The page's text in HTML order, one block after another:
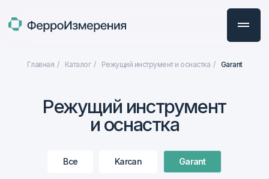
Главная / Каталог / Режущий инструмент и оснастка / Garant
Все Karcan Garant